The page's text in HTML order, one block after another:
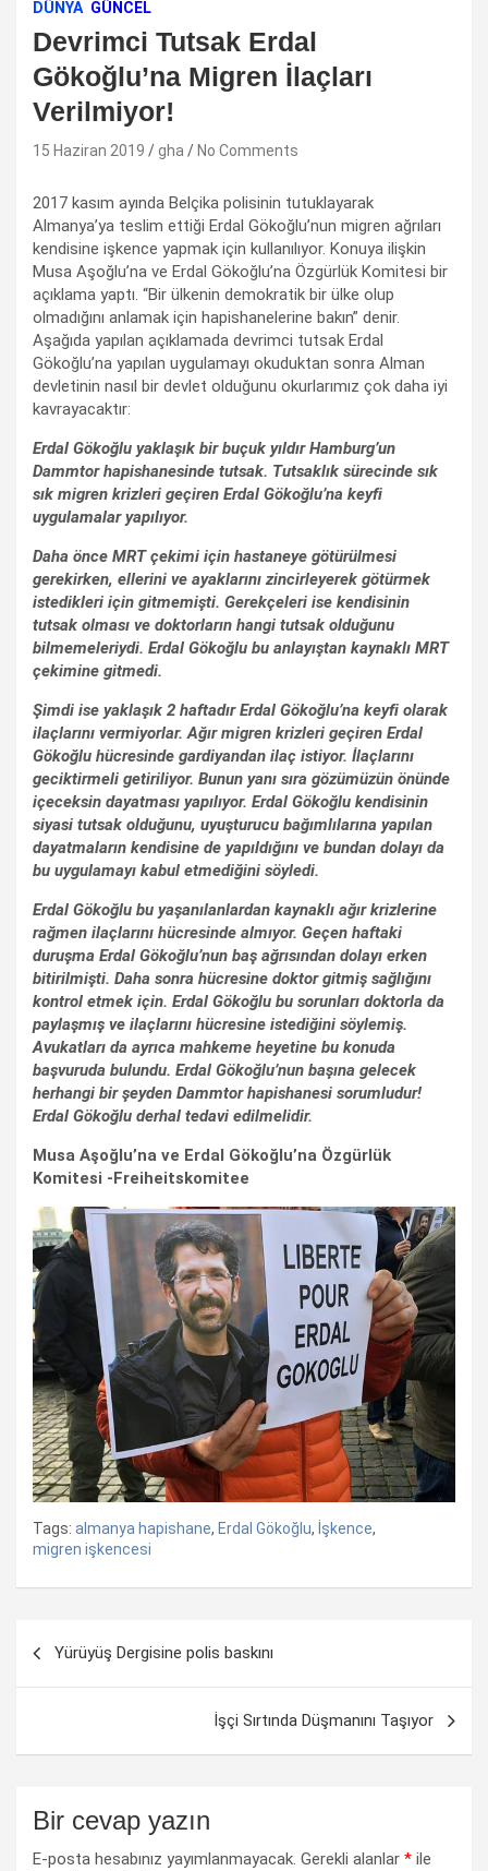
DÜNYA GÜNCEL
Devrimci Tutsak Erdal
Gökoğlu’na Migren İlaçları
Verilmiyor!
15 Haziran 2019 gha No Comments
2017 kasım ayında Belçika polisinin tutuklayarak
Almanya’ya teslim ettiği Erdal Gökoğlu’nun migren ağrıları
kendisine işkence yapmak için kullanılıyor. Konuya ilişkin
Musa Aşoğlu’na ve Erdal Gökoğlu’na Özgürlük Komitesi bir
açıklama yaptı. “Bir ülkenin demokratik bir ülke olup
olmadığını anlamak için hapishanelerine bakın” denir.
Aşağıda yapılan açıklamada devrimci tutsak Erdal
Gökoğlu’na yapılan uygulamayı okuduktan sonra Alman
devletinin nasıl bir devlet olduğunu okurlarımız çok daha iyi
kavrayacaktır:
Erdal Gökoğlu yaklaşık bir buçuk yıldır Hamburg’un
Dammtor hapishanesinde tutsak. Tutsaklık sürecinde sık
sık migren krizleri geçiren Erdal Gökoğlu’na keyfi
uygulamalar yapılıyor.
Daha önce MRT çekimi için hastaneye götürülmesi
gerekirken, ellerini ve ayaklarını zincirleyerek götürmek
istedikleri için gitmemişti. Gerekçeleri ise kendisinin
tutsak olması ve doktorların hangi tutsak olduğunu
bilmemeleriydi. Erdal Gökoğlu bu anlayıştan kaynaklı MRT
çekimine gitmedi.
Şimdi ise yaklaşık 2 haftadır Erdal Gökoğlu’na keyfi olarak
ilaçlarını vermiyorlar. Ağır migren krizleri geçiren Erdal
Gökoğlu hücresinde gardiyandan ilaç istiyor. İlaçlarını
geciktirmeli getiriliyor. Bunun yanı sıra gözümüzün önünde
içeceksin dayatması yapılıyor. Erdal Gökoğlu kendisinin
siyasi tutsak olduğunu, uyuşturucu bağımlılarına yapılan
dayatmaların kendisine de yapıldığını ve bundan dolayı da
bu uygulamayı kabul etmediğini söyledi.
Erdal Gökoğlu bu yaşanılanlardan kaynaklı ağır krizlerine
rağmen ilaçlarını hücresinde almıyor. Geçen haftaki
duruşma Erdal Gökoğlu’nun baş ağrısından dolayı erken
bitirilmişti. Daha sonra hücresine doktor gitmiş sağlığını
kontrol etmek için. Erdal Gökoğlu bu sorunları doktorla da
paylaşmış ve ilaçlarını hücresine istediğini söylemiş.
Avukatları da ayrıca mahkeme heyetine bu konuda
başvuruda bulundu. Erdal Gökoğlu’nun başına gelecek
herhangi bir şeyden Dammtor hapishanesi sorumludur!
Erdal Gökoğlu derhal tedavi edilmelidir.
Musa Aşoğlu’na ve Erdal Gökoğlu’na Özgürlük
Komitesi -Freiheitskomitee
Tags: almanya hapishane, Erdal Gökoğlu, İşkence,
migren işkencesi
dolaşımı
Yürüyüş Dergisine polis baskını
İşçi Sırtında Düşmanını Taşıyor
Bir cevap yazın
E-posta hesabınız yayımlanmayacak. Gerekli alanlar * ile